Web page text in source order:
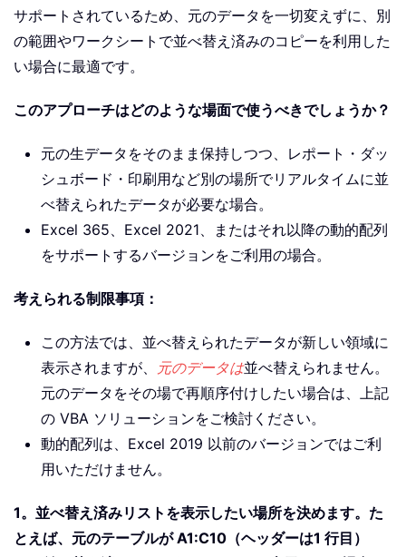
サポートされているため、元のデータを一切変えずに、別
の範囲やワークシートで並べ替え済みのコピーを利用した
い場合に最適です。
このアプローチはどのような場面で使うべきでしょうか？
元の生データをそのまま保持しつつ、レポート・ダッ
シュボード・印刷用など別の場所でリアルタイムに並
べ替えられたデータが必要な場合。
Excel 365、Excel 2021、またはそれ以降の動的配列
をサポートするバージョンをご利用の場合。
考えられる制限事項：
この方法では、並べ替えられたデータが新しい領域に
表示されますが、
元のデータは並べ替えられません。
元のデータをその場で再順序付けしたい場合は、上記
の VBA ソリューションをご検討ください。
動的配列は、Excel 2019 以前のバージョンではご利
用いただけません。
1。並べ替え済みリストを表示したい場所を決めます。た
とえば、元のテーブルが A1:C10（ヘッダーは1 行目）